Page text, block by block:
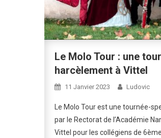
Le Molo Tour : une
harcèlement à Vittel
11 Janvier 2023 Ludovic
Le Molo Tour est une tournée-
par le Rectorat de l’Académie
Vittel pour les collégiens de